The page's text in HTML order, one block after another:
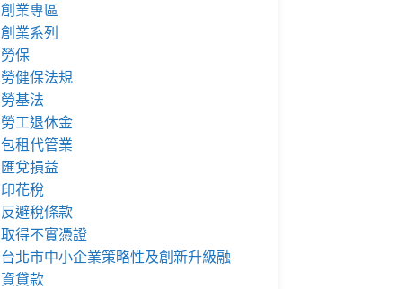
創業專區
創業系列
勞保
勞健保法規
勞基法
勞工退休金
包租代管業
匯兌損益
印花稅
反避稅條款
取得不實憑證
台北市中小企業策略性及創新升級融
資貸款